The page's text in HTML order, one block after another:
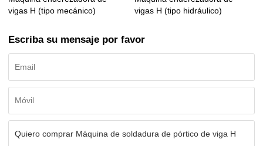
vigas H (tipo mecánico)
vigas H (tipo hidráulico)
Escriba su mensaje por favor